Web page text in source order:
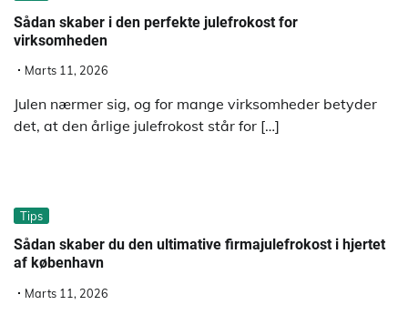
Sådan skaber i den perfekte julefrokost for
virksomheden
Marts 11, 2026
Julen nærmer sig, og for mange virksomheder betyder
det, at den årlige julefrokost står for […]
Tips
Sådan skaber du den ultimative firmajulefrokost i hjertet
af københavn
Marts 11, 2026